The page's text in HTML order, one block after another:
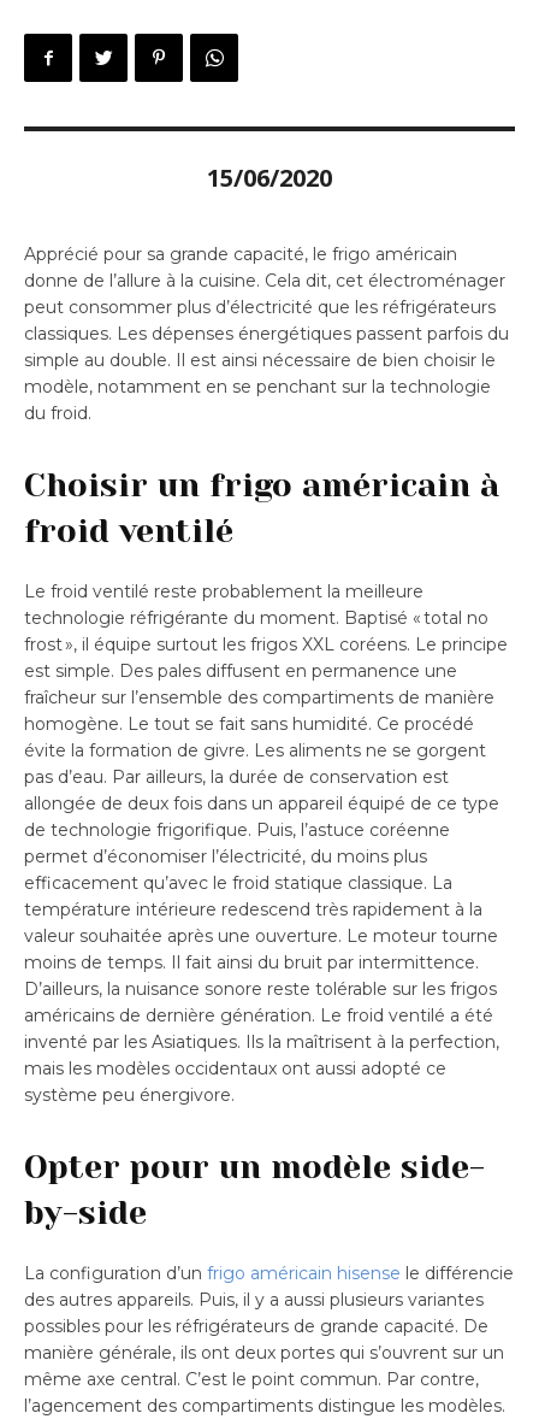
15/06/2020
Apprécié pour sa grande capacité, le frigo américain
donne de l’allure à la cuisine. Cela dit, cet électroménager
peut consommer plus d’électricité que les réfrigérateurs
classiques. Les dépenses énergétiques passent parfois du
simple au double. Il est ainsi nécessaire de bien choisir le
modèle, notamment en se penchant sur la technologie
du froid.
Choisir un frigo américain à
froid ventilé
Le froid ventilé reste probablement la meilleure
technologie réfrigérante du moment. Baptisé « total no
frost », il équipe surtout les frigos XXL coréens. Le principe
est simple. Des pales diffusent en permanence une
fraîcheur sur l’ensemble des compartiments de manière
homogène. Le tout se fait sans humidité. Ce procédé
évite la formation de givre. Les aliments ne se gorgent
pas d’eau. Par ailleurs, la durée de conservation est
allongée de deux fois dans un appareil équipé de ce type
de technologie frigorifique. Puis, l’astuce coréenne
permet d’économiser l’électricité, du moins plus
efficacement qu’avec le froid statique classique. La
température intérieure redescend très rapidement à la
valeur souhaitée après une ouverture. Le moteur tourne
moins de temps. Il fait ainsi du bruit par intermittence.
D’ailleurs, la nuisance sonore reste tolérable sur les frigos
américains de dernière génération. Le froid ventilé a été
inventé par les Asiatiques. Ils la maîtrisent à la perfection,
mais les modèles occidentaux ont aussi adopté ce
système peu énergivore.
Opter pour un modèle side-
by-side
La configuration d’un frigo américain hisense le différencie
des autres appareils. Puis, il y a aussi plusieurs variantes
possibles pour les réfrigérateurs de grande capacité. De
manière générale, ils ont deux portes qui s’ouvrent sur un
même axe central. C’est le point commun. Par contre,
l’agencement des compartiments distingue les modèles.